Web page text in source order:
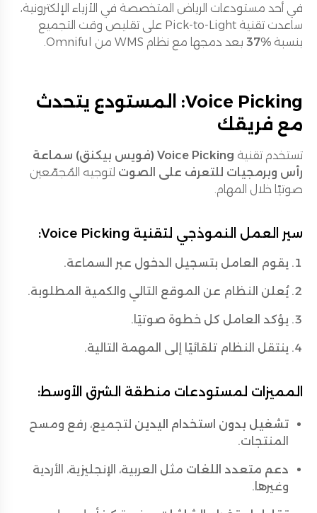
في أحد مستودعات الرياض المتخصصة في الأزياء الإلكترونية،
ساعدت تقنية Pick-to-Light على تقليص وقت التجميع
بنسبة %37 بعد دمجها مع نظام WMS من Omniful.
Voice Picking: المستودع يتحدث
مع فريقك
تستخدم تقنية Voice Picking (فويس بيكنق)
سماعة
رأس وبرمجيات للتعرف على الصوت لتوجيه المُجمّعين
صوتيًا خلال المهام.
سير العمل النموذجي لتقنية Voice Picking:
يقوم العامل بتسجيل الدخول عبر السماعة.
يُعلن النظام عن الموقع التالي والكمية المطلوبة.
يؤكد العامل كل خطوة صوتيًا.
ينتقل النظام تلقائيًا إلى المهمة التالية.
المميزات لمستودعات منطقة الشرق الأوسط:
تشغيل بدون استخدام اليدين لتجميع، رفع ومسح
المنتجات.
دعم متعدد اللغات مثل العربية، الإنجليزية، الأردية
وغيرها.